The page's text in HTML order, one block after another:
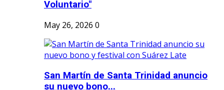
Voluntario"
May 26, 2026 0
San Martín de Santa Trinidad anuncio
su nuevo bono...